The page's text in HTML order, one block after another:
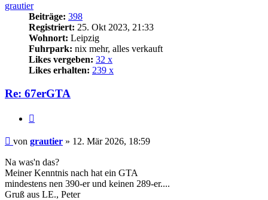
grautier
Beiträge: 398
Registriert: 25. Okt 2023, 21:33
Wohnort: Leipzig
Fuhrpark: nix mehr, alles verkauft
Likes vergeben: 32 x
Likes erhalten: 239 x
Re: 67erGTA
Beitrag
von grautier » 12. Mär 2026, 18:59
Na was'n das?
Meiner Kenntnis nach hat ein GTA
mindestens nen 390-er und keinen 289-er....
Gruß aus LE., Peter